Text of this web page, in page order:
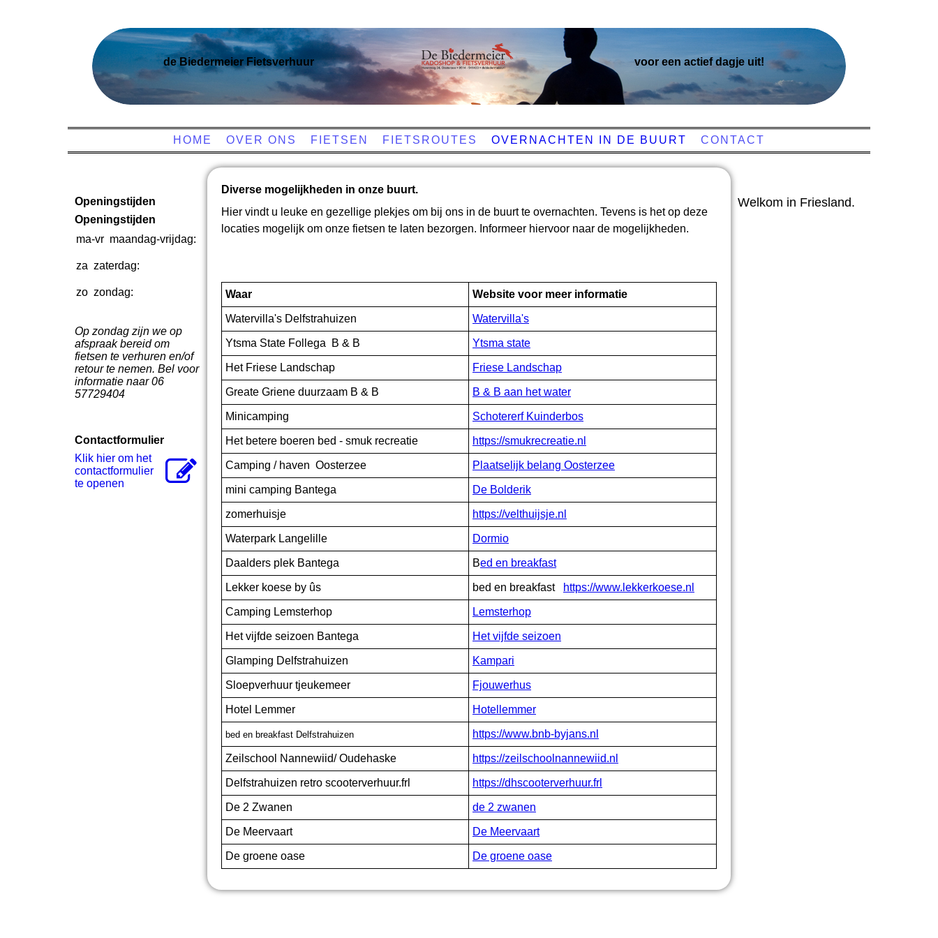
de Biedermeier Fietsverhuur voor een actief dagje uit!
HOME OVER ONS FIETSEN FIETSROUTES OVERNACHTEN IN DE BUURT CONTACT
Diverse mogelijkheden in onze buurt.
Hier vindt u leuke en gezellige plekjes om bij ons in de buurt te overnachten. Tevens is het op deze
locaties mogelijk om onze fietsen te laten bezorgen. Informeer hiervoor naar de mogelijkheden.
Waar Website voor meer informatie
Watervilla's Delfstrahuizen Watervilla's
Ytsma State Follega B & B Ytsma state
Het Friese Landschap Friese Landschap
Greate Griene duurzaam B & B B & B aan het water
Minicamping Schotererf Kuinderbos
Het betere boeren bed - smuk recreatie https://smukrecreatie.nl
Camping / haven Oosterzee Plaatselijk belang Oosterzee
mini camping Bantega De Bolderik
zomerhuisje https://velthuijsje.nl
Waterpark Langelille Dormio
Daalders plek Bantega Bed en breakfast
Lekker koese by ûs bed en breakfast https://www.lekkerkoese.nl
Camping Lemsterhop Lemsterhop
Het vijfde seizoen Bantega Het vijfde seizoen
Glamping Delfstrahuizen Kampari
Sloepverhuur tjeukemeer Fjouwerhus
Hotel Lemmer Hotellemmer
bed en breakfast Delfstrahuizen https://www.bnb-byjans.nl
Zeilschool Nannewiid/ Oudehaske https://zeilschoolnannewiid.nl
Delfstrahuizen retro scooterverhuur.frl https://dhscooterverhuur.frl
De 2 Zwanen de 2 zwanen
De Meervaart De Meervaart
De groene oase De groene oase
Openingstijden
Openingstijden
ma-vr maandag-vrijdag:
za zaterdag:
zo zondag: Gesloten
Op zondag zijn we op
afspraak bereid om
fietsen te verhuren en/of
retour te nemen. Bel voor
informatie naar 06
57729404
Contactformulier
Klik hier om het
contactformulier
te openen
Welkom in Friesland.